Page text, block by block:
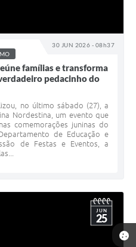
30 JUN 2026 - 08h37
famílias e transforma
pedacinho do
no último sábado (27), a
Nordestina, um evento que
comemorações juninas do
de Educação e
de Festas e Eventos, a
JUN
25